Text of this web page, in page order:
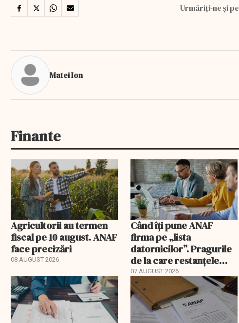
Urmăriți-ne și pe
Matei Ion
Finante
Agricultorii au termen
fiscal pe 10 august. ANAF
face precizări
08 AUGUST 2026
Când îți pune ANAF
firma pe „lista
datornicilor”. Pragurile
de la care restanțele
devin publice
07 AUGUST 2026